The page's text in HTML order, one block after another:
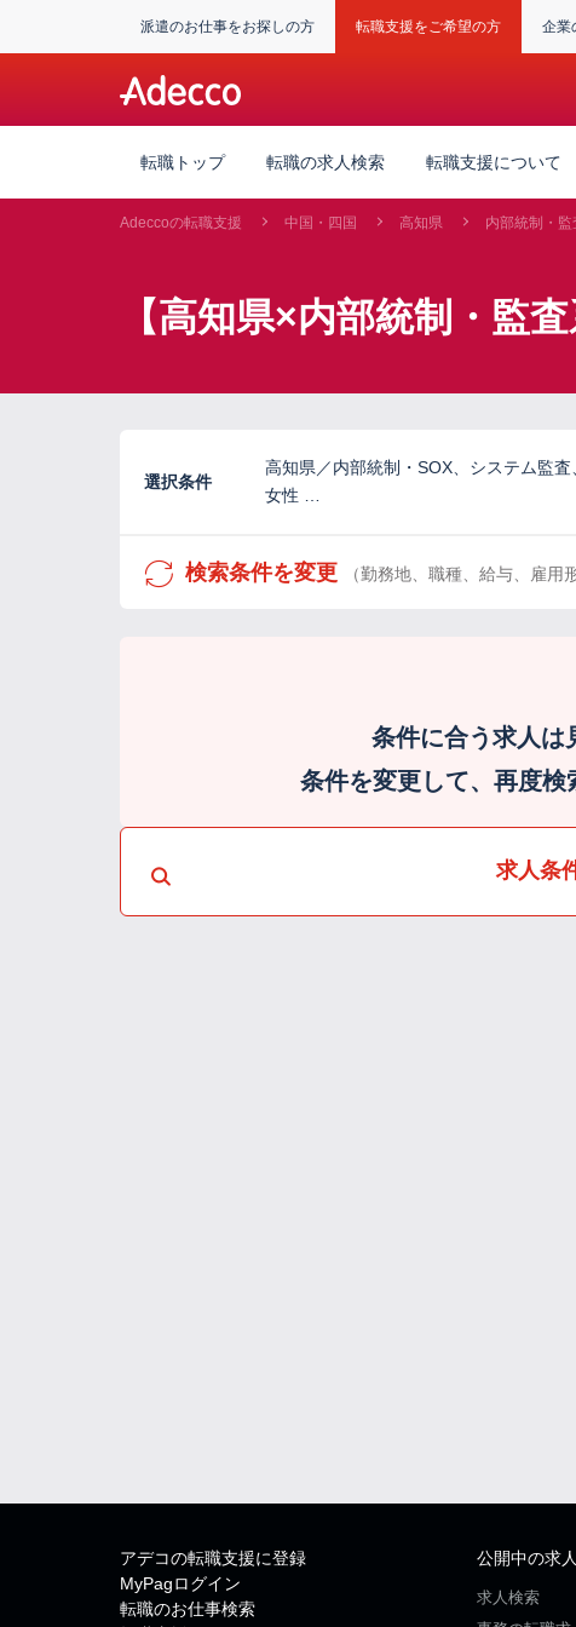
派遣のお仕事をお探しの方 転職支援をご希望の方 企業
転職トップ 転職の求人検索 転職支援について
Adeccoの転職支援 中国・四国 高知県 内部統制・監
【高知県×内部統制・監
選択条件
高知県／内部統制・SOX、システム監
女性 …
検索条件を変更 （勤務地、職種、給与、雇用
条件に合う求人は
条件を変更して、再度検
求人条
アデコの転職支援に登録
MyPagログイン
転職のお仕事検索
公開中の求
求人検索